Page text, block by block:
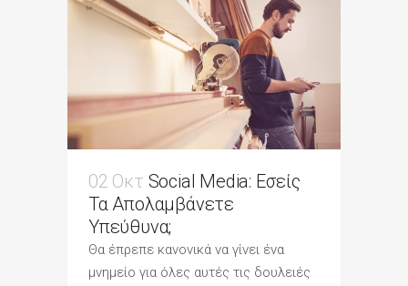
02 Οκτ Social Media: Εσείς
Τα Απολαμβάνετε
Υπεύθυνα;
Θα έπρεπε κανονικά να γίνει ένα
μνημείο για όλες αυτές τις δουλειές